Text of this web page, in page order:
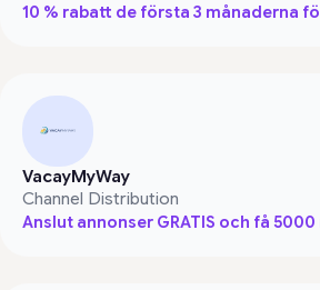
10 % rabatt de första 3 månaderna
VacayMyWay
Channel Distribution
Anslut annonser GRATIS och få